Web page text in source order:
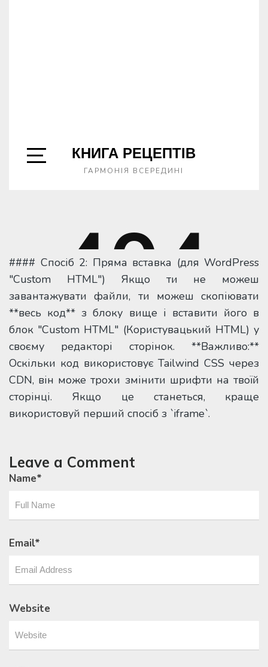
#### Спосіб 2: Пряма вставка (для WordPress
"Custom HTML") Якщо ти не можеш
завантажувати файли, ти можеш скопіювати
**весь код** з блоку вище і вставити його в
блок "Custom HTML" (Користувацький HTML) у
своєму редакторі сторінок. **Важливо:**
Оскільки код використовує Tailwind CSS через
CDN, він може трохи змінити шрифти на твоїй
сторінці. Якщо це станеться, краще
використовуй перший спосіб з `iframe`.
Leave a Comment
Name*
Email*
Website